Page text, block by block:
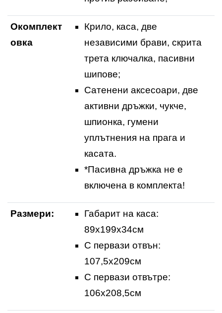
Окомплект
овка
Крило, каса, две
независими брави, скрита
трета ключалка, пасивни
шипове;
Сатенени аксесоари, две
активни дръжки, чукче,
шпионка, гумени
уплътнения на прага и
касата.
*Пасивна дръжка не е
включена в комплекта!
Размери:
Габарит на каса:
89х199х34см
С первази отвън:
107,5x209см
С первази отвътре:
106x208,5см